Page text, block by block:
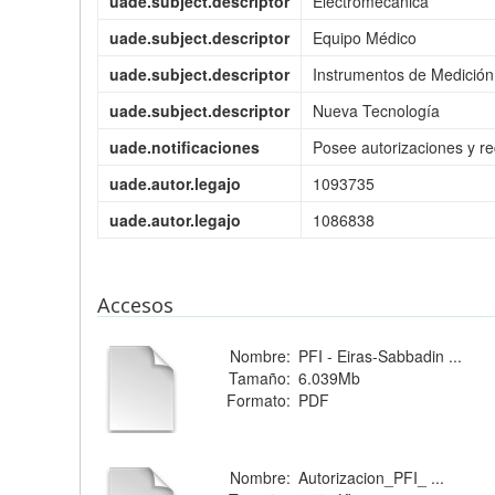
uade.subject.descriptor
Equipo Médico
uade.subject.descriptor
Instrumentos de Medición
uade.subject.descriptor
Nueva Tecnología
uade.notificaciones
Posee autorizaciones y
uade.autor.legajo
1093735
uade.autor.legajo
1086838
Accesos
Nombre: PFI - Eiras-Sabbadin ...
Tamaño: 6.039Mb
Formato: PDF
Nombre: Autorizacion_PFI_ ...